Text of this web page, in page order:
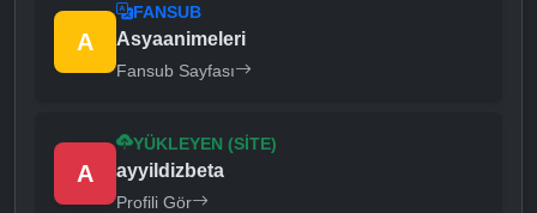
A
FANSUB
Asyaanimeleri
Fansub Sayfası
A
YÜKLEYEN (SITE)
ayyildizbeta
Profili Gör